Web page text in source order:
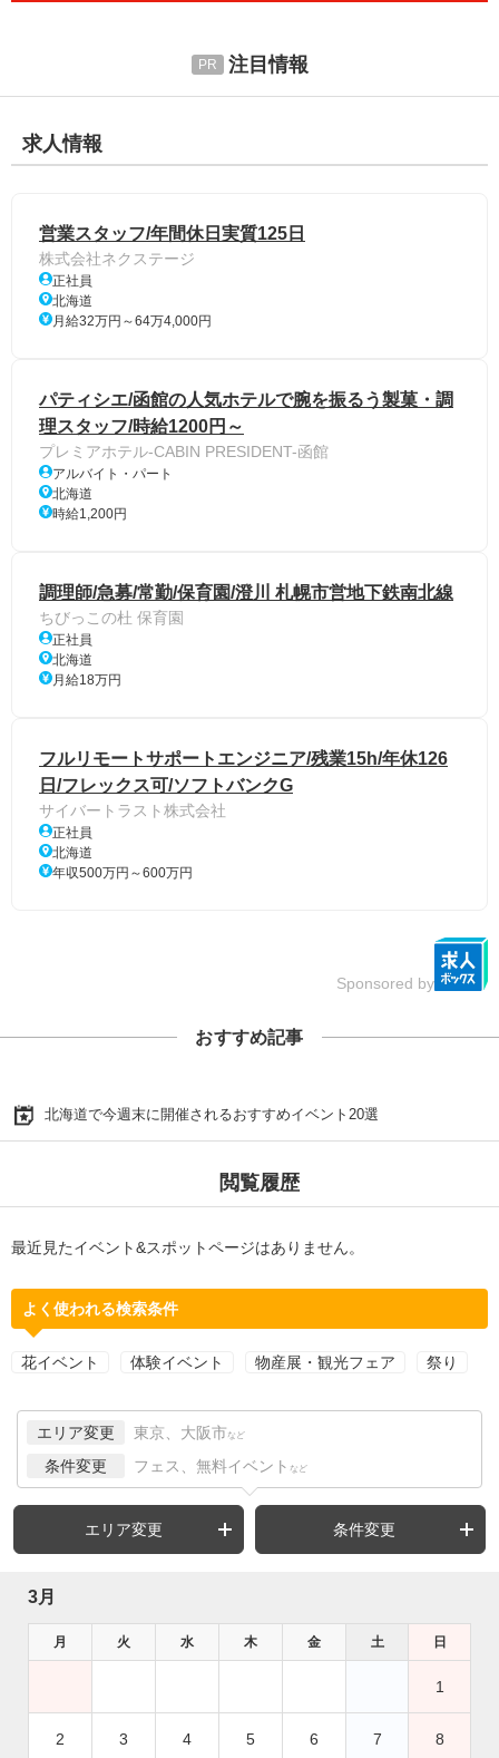
注目情報
求人情報
営業スタッフ/年間休日実質125日
株式会社ネクステージ
正社員
北海道
月給32万円～64万4,000円
パティシエ/函館の人気ホテルで腕を振るう製菓・調
理スタッフ/時給1200円～
プレミアホテル-CABIN PRESIDENT-函館
アルバイト・パート
北海道
時給1,200円
調理師/急募/常勤/保育園/澄川 札幌市営地下鉄南北線
ちびっこの杜 保育園
正社員
北海道
月給18万円
フルリモートサポートエンジニア/残業15h/年休126
日/フレックス可/ソフトバンクG
サイバートラスト株式会社
正社員
北海道
年収500万円～600万円
Sponsored by
おすすめ記事
北海道で今週末に開催されるおすすめイベント20選
閲覧履歴
最近見たイベント&スポットページはありません。
よく使われる検索条件
花イベント 体験イベント 物産展・観光フェア 祭り
エリア変更 東京、大阪市 など
条件変更 フェス、無料イベント など
エリア変更 条件変更
3月
月 火 水 木 金 土 日
1
2 3 4 5 6 7 8